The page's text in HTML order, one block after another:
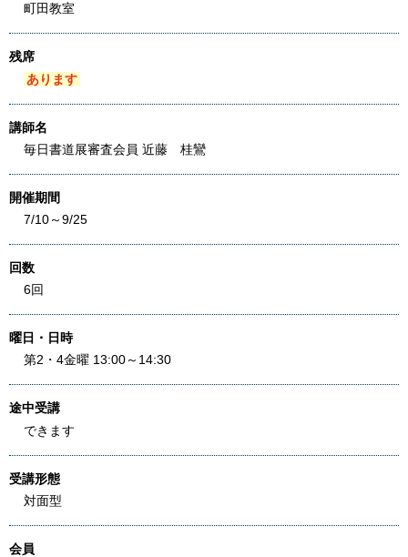
町田教室
残席
あります
講師名
毎日書道展審査会員 近藤 桂鸞
開催期間
7/10～9/25
回数
6回
曜日・日時
第2・4金曜 13:00～14:30
途中受講
できます
受講形態
対面型
会員